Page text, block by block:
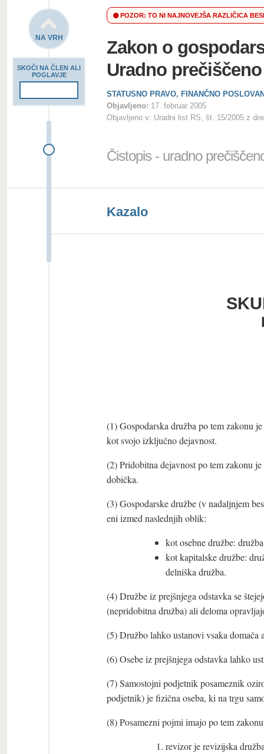
NA VRH
SKOČI NA ČLEN ALI
POGLAVJE
POZOR: TO NI NAJNOVEJŠA RAZLIČICA
Zakon o
Uradno
STATUSNO PRAVO, FINANČNO
Objavljeno: 17. februar 2005
Objavljeno v: Uradni list RS, št. 15/2005 z
Čistopis - uradno
Kazalo
(1) Gospodarska družba po tem zakonu
kot svojo izključno dejavnost.
(2) Pridobitna dejavnost po tem zakonu
dobička.
(3) Gospodarske družbe (v nadaljnjem
eni izmed naslednjih oblik:
kot osebne družbe:
kot kapitalske družbe:
delniška družba.
(4) Družbe iz prejšnjega odstavka se
(nepridobitna družba) ali deloma
(5) Družbo lahko ustanovi vsaka domača
(6) Osebe iz prejšnjega odstavka lahko
(7) Samostojni podjetnik posameznik
podjetnik) je fizična oseba, ki na trgu
(8) Posamezni pojmi imajo po tem
revizor je revizijska